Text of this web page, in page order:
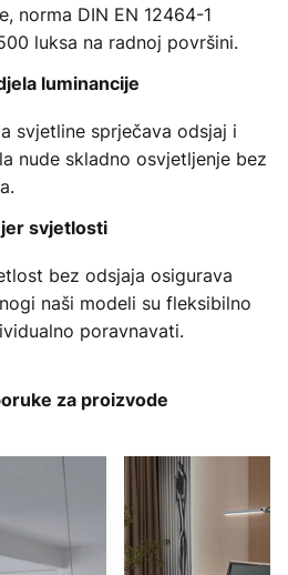
norma DIN EN 12464-1
luksa na radnoj površini.
luminancije
svjetline sprječava odsjaj i
nude skladno osvjetljenje bez
svjetlosti
bez odsjaja osigurava
naši modeli su fleksibilno
poravnavati.
za proizvode